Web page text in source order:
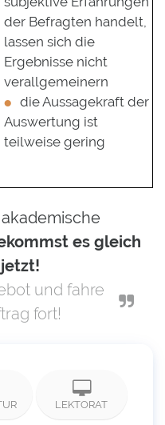
der Befragten handelt,
lassen sich die
Ergebnisse nicht
verallgemeinern
die Aussagekraft der
Auswertung ist
teilweise gering
es gleich
und fahre
fort!
LEKTORAT